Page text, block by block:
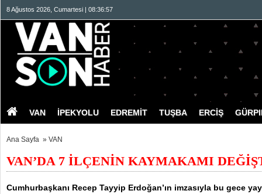
8 Ağustos 2026, Cumartesi | 08:36:57
VAN İPEKYOLU EDREMİT TUŞBA ERCİŞ
Ana Sayfa » VAN
VAN’DA 7 İLÇENİN KAYMAKAMI
Cumhurbaşkanı Recep Tayyip Erdoğan’ın imzasıyla bu gece